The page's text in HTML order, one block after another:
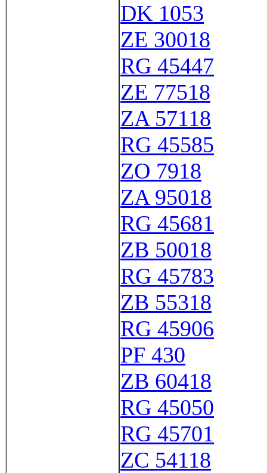
DK 1053
ZE 30018
RG 45447
ZE 77518
ZA 57118
RG 45585
ZO 7918
ZA 95018
RG 45681
ZB 50018
RG 45783
ZB 55318
RG 45906
PF 430
ZB 60418
RG 45050
RG 45701
ZC 54118